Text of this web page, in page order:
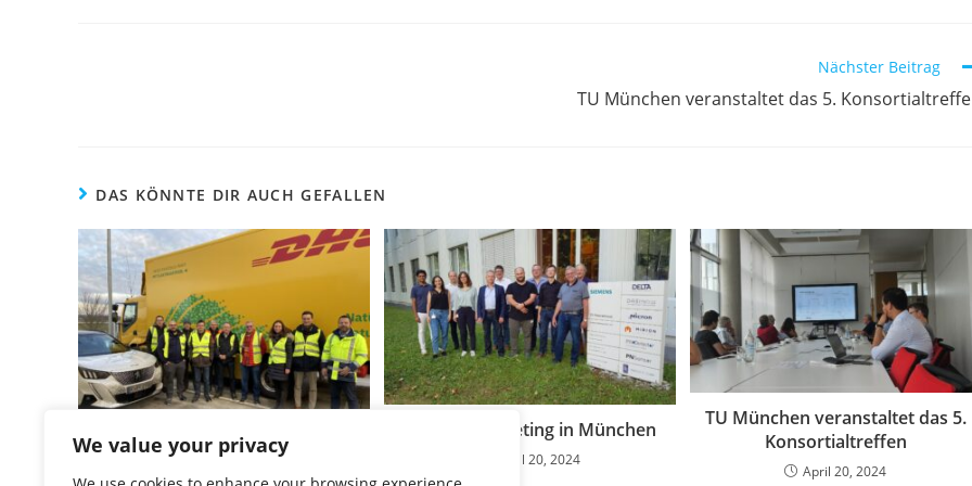
We value your privacy
Nächster Beitrag
TU München veranstaltet das 5.
DAS KÖNNTE DIR AUCH GEFALLEN
Das 4. Konsortialtreffen auf
Konsortialmeeting in München
April 20, 2024
TU München veranstaltet das 5.
Konsortialtreffen
April 20, 2024